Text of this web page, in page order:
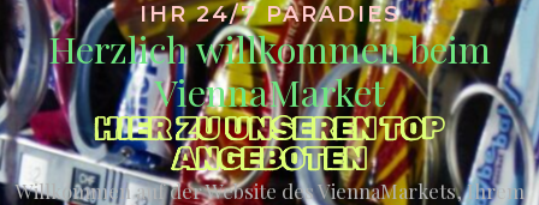
IHR 24/7 PARADIES
Herzlich willkommen beim
ViennaMarket
HIER ZU UNSEREN TOP
ANGEBOTEN
Willkommen auf der Website des ViennaMarkets, Ihrem